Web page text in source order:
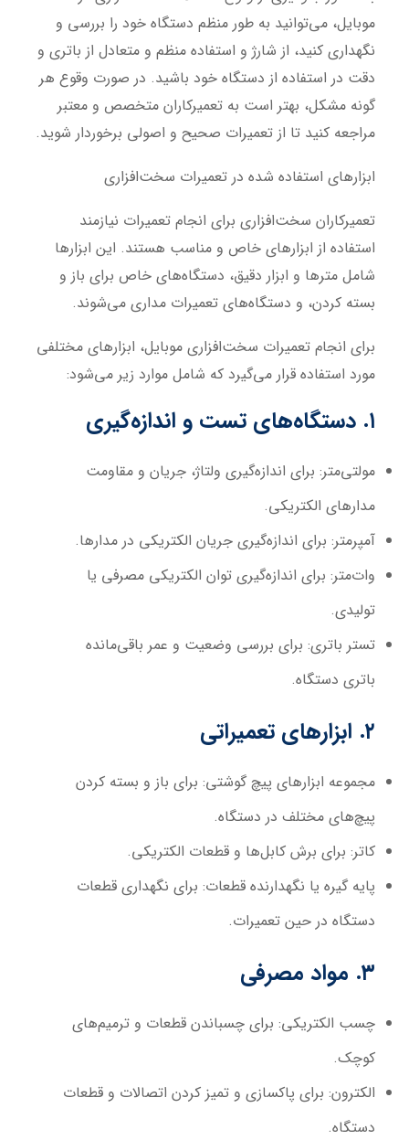
موبایل، می‌توانید به طور منظم دستگاه خود را بررسی و
نگهداری کنید، از شارژ و استفاده منظم و متعادل از باتری و
دقت در استفاده از دستگاه خود باشید. در صورت وقوع هر
گونه مشکل، بهتر است به تعمیرکاران متخصص و معتبر
مراجعه کنید تا از تعمیرات صحیح و اصولی برخوردار شوید.
ابزارهای استفاده شده در تعمیرات سخت‌افزاری
تعمیرکاران سخت‌افزاری برای انجام تعمیرات نیازمند
استفاده از ابزارهای خاص و مناسب هستند. این ابزارها
شامل مترها و ابزار دقیق، دستگاه‌های خاص برای باز و
بسته کردن، و دستگاه‌های تعمیرات مداری می‌شوند.
برای انجام تعمیرات سخت‌افزاری موبایل، ابزارهای مختلفی
مورد استفاده قرار می‌گیرد که شامل موارد زیر می‌شود:
۱. دستگاه‌های تست و اندازه‌گیری
مولتی‌متر: برای اندازه‌گیری ولتاژ، جریان و مقاومت
مدارهای الکتریکی.
آمپرمتر: برای اندازه‌گیری جریان الکتریکی در مدارها.
وات‌متر: برای اندازه‌گیری توان الکتریکی مصرفی یا
تولیدی.
تستر باتری: برای بررسی وضعیت و عمر باقی‌مانده
باتری دستگاه.
۲. ابزارهای تعمیراتی
مجموعه ابزارهای پیچ گوشتی: برای باز و بسته کردن
پیچ‌های مختلف در دستگاه.
کاتر: برای برش کابل‌ها و قطعات الکتریکی.
پایه گیره یا نگهدارنده قطعات: برای نگهداری قطعات
دستگاه در حین تعمیرات.
۳. مواد مصرفی
چسب الکتریکی: برای چسباندن قطعات و ترمیم‌های
کوچک.
الکترون: برای پاکسازی و تمیز کردن اتصالات و قطعات
دستگاه.